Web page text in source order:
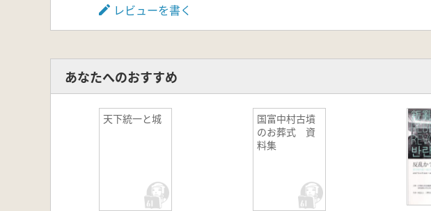
レビューを書く
あなたへのおすすめ
天下統一と城
国富中村古墳
のお葬式 資
料集